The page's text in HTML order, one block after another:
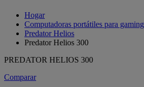
Hogar
Computadoras portátiles para gaming
Predator Helios
Predator Helios 300
PREDATOR HELIOS 300
Comparar